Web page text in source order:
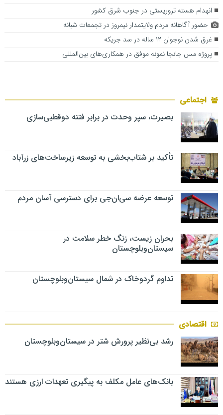
انهدام هسته تروریستی در جنوب شرق کشور
حضور آگاهانه مردم ولایتمدار نیمروز در تجمعات شبانه
غرق شدن نوجوان ۱۲ ساله در سد جریکه
پروژه مس جانجا نمونه موفق در همکاری‌های بین‌المللی
اجتماعی
بصیرت، سپر وحدت در برابر فتنه دوقطبی‌سازی
تأکید بر شتاب‌بخشی به توسعه زیرساخت‌های زرآباد
توسعه عرضه سی‌ان‌جی برای دسترسی آسان مردم
بحران زیست، زنگ خطر سلامت در
سیستان‌وبلوچستان
تداوم گردوخاک در شمال سیستان‌وبلوچستان
اقتصادی
رشد بی‌نظیر پرورش شتر در سیستان‌وبلوچستان
بانک‌های عامل مکلف به پیگیری تعهدات ارزی هستند